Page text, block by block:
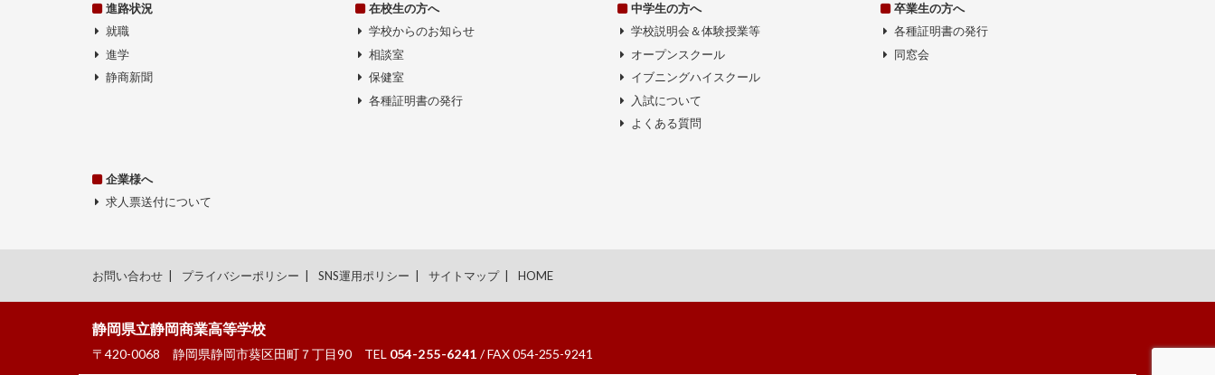
進路状況
就職
進学
静商新聞
在校生の方へ
学校からのお知らせ
相談室
保健室
各種証明書の発行
中学生の方へ
学校説明会＆体験授業等
オープンスクール
イブニングハイスクール
入試について
よくある質問
卒業生の方へ
各種証明書の発行
同窓会
企業様へ
求人票送付について
お問い合わせ プライバシーポリシー SNS運用ポリシー サイトマップ HOME
静岡県立静岡商業高等学校
〒420-0068 静岡県静岡市葵区田町７丁目90 TEL 054-255-6241 / FAX 054-255-9241